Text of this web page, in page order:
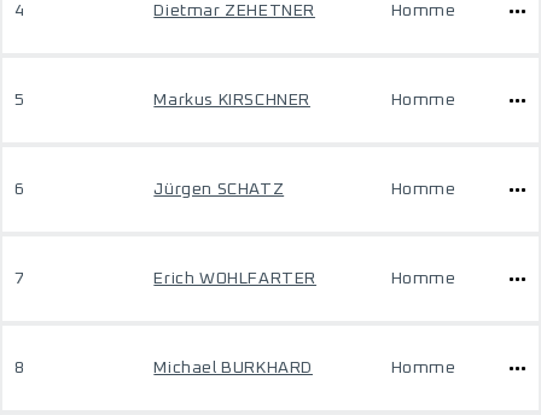
4 Dietmar ZEHETNER Homme
5 Markus KIRSCHNER Homme
6 Jürgen SCHATZ Homme
7 Erich WOHLFARTER Homme
8 Michael BURKHARD Homme